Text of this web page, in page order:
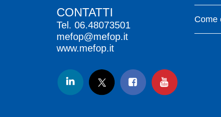
CONTATTI
Tel. 06.48073501
mefop@mefop.it
www.mefop.it
Come